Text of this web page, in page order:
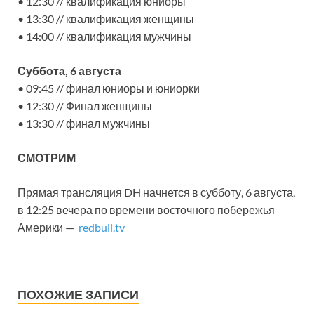
• 13:30 // квалификация женщины
• 14:00 // квалификация мужчины
Суббота, 6 августа
• 09:45 // финал юниоры и юниорки
• 12:30 // Финал женщины
• 13:30 // финал мужчины
СМОТРИМ
Прямая трансляция DH начнется в субботу, 6 августа,
в 12:25 вечера по времени восточного побережья
Америки — redbull.tv
ПОХОЖИЕ ЗАПИСИ